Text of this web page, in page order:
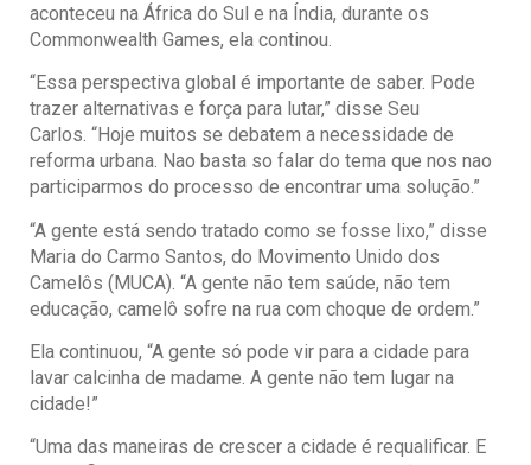
aconteceu na África do Sul e na Índia, durante os
Commonwealth Games, ela continou.
“Essa perspectiva global é importante de saber. Pode
trazer alternativas e força para lutar,” disse Seu
Carlos. “Hoje muitos se debatem a necessidade de
reforma urbana. Nao basta so falar do tema que nos nao
participarmos do processo de encontrar uma solução.”
“A gente está sendo tratado como se fosse lixo,” disse
Maria do Carmo Santos, do Movimento Unido dos
Camelôs (MUCA). “A gente não tem saúde, não tem
educação, camelô sofre na rua com choque de ordem.”
Ela continuou, “A gente só pode vir para a cidade para
lavar calcinha de madame. A gente não tem lugar na
cidade!”
“Uma das maneiras de crescer a cidade é requalificar. E